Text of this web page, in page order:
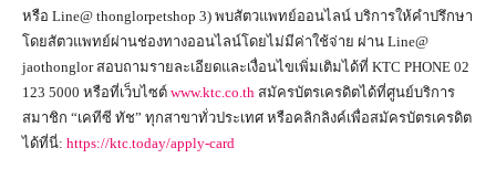
หรือ Line@ thonglorpetshop 3) พบสัตวแพทย์ออนไลน์ บริการให้คำปรึกษา
โดยสัตวแพทย์ผ่านช่องทางออนไลน์โดยไม่มีค่าใช้จ่าย ผ่าน Line@
jaothonglor สอบถามรายละเอียดและเงื่อนไขเพิ่มเติมได้ที่ KTC PHONE 02
123 5000 หรือที่เว็บไซต์ www.ktc.co.th สมัครบัตรเครดิตได้ที่ศูนย์บริการ
สมาชิก “เคทีซี ทัช” ทุกสาขาทั่วประเทศ หรือคลิกลิงค์เพื่อสมัครบัตรเครดิต
ได้ที่นี่: https://ktc.today/apply-card